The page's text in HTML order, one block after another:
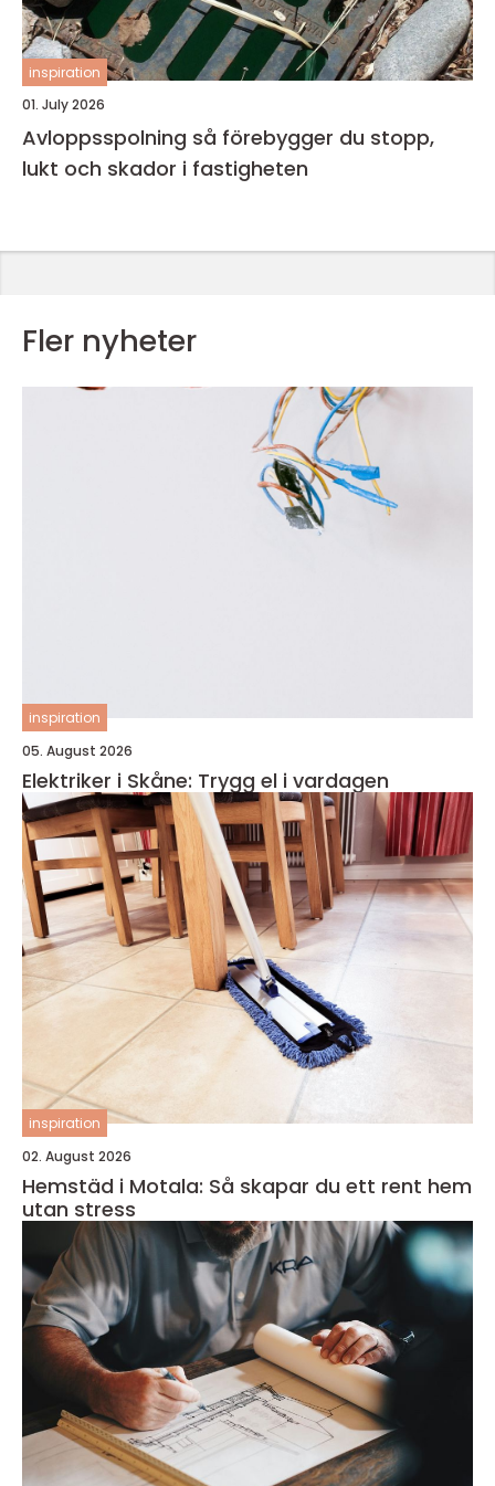
inspiration
01. July 2026
Avloppsspolning så förebygger du stopp,
lukt och skador i fastigheten
Fler nyheter
inspiration
05. August 2026
Elektriker i Skåne: Trygg el i vardagen
inspiration
02. August 2026
Hemstäd i Motala: Så skapar du ett rent hem
utan stress